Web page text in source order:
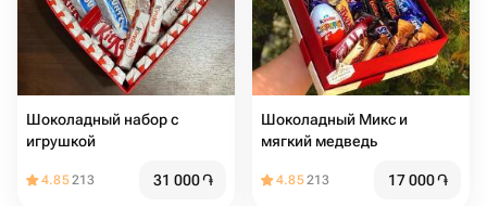
Шоколадный набор с
игрушкой
4.85213 31 000֏
Шоколадный Микс и
мягкий медведь
4.85213 17 000֏